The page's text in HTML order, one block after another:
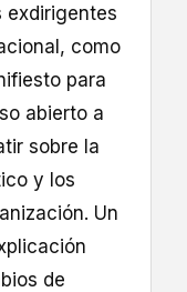
exdirigentes
como
para
abierto a
sobre la
y los
Un
de